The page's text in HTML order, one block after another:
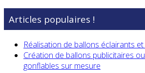
Articles populaires !
Réalisation de ballons éclairants
Création de ballons publicitaires
gonflables sur mesure